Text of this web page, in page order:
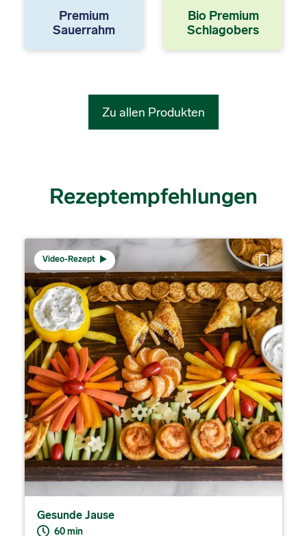
Premium
Sauerrahm
Bio Premium
Schlagobers
Zu allen Produkten
Rezeptempfehlungen
Video-Rezept
Gesunde Jause
60 min